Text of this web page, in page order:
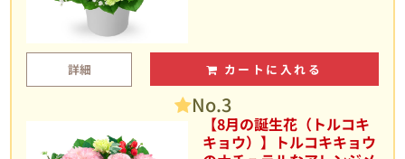
詳細 カートに入れる
No.3
【8月の誕生花（トルコキ
キョウ）】トルコキキョウ